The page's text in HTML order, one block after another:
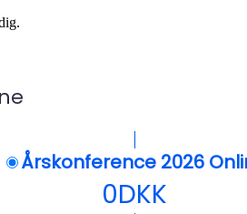
Årskonference 2026
0DKK